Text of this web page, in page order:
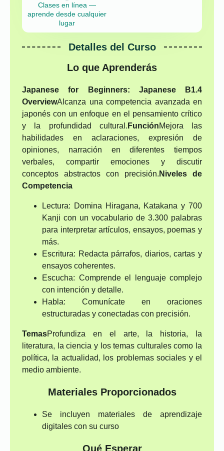
Clases en línea —
aprende desde cualquier
lugar
Detalles del Curso
Lo que Aprenderás
Japanese for Beginners: Japanese B1.4
OverviewAlcanza una competencia avanzada en
japonés con un enfoque en el pensamiento crítico
y la profundidad cultural. FunciónMejora las
habilidades en aclaraciones, expresión de
opiniones, narración en diferentes tiempos
verbales, compartir emociones y discutir
conceptos abstractos con precisión. Niveles de
Competencia
Lectura: Domina Hiragana, Katakana y 700
Kanji con un vocabulario de 3.300 palabras
para interpretar artículos, ensayos, poemas y
más.
Escritura: Redacta párrafos, diarios, cartas y
ensayos coherentes.
Escucha: Comprende el lenguaje complejo
con intención y detalle.
Habla: Comunícate en oraciones
estructuradas y conectadas con precisión.
TemasProfundiza en el arte, la historia, la
literatura, la ciencia y los temas culturales como la
política, la actualidad, los problemas sociales y el
medio ambiente.
Materiales Proporcionados
Se incluyen materiales de aprendizaje
digitales con su curso
Qué Esperar